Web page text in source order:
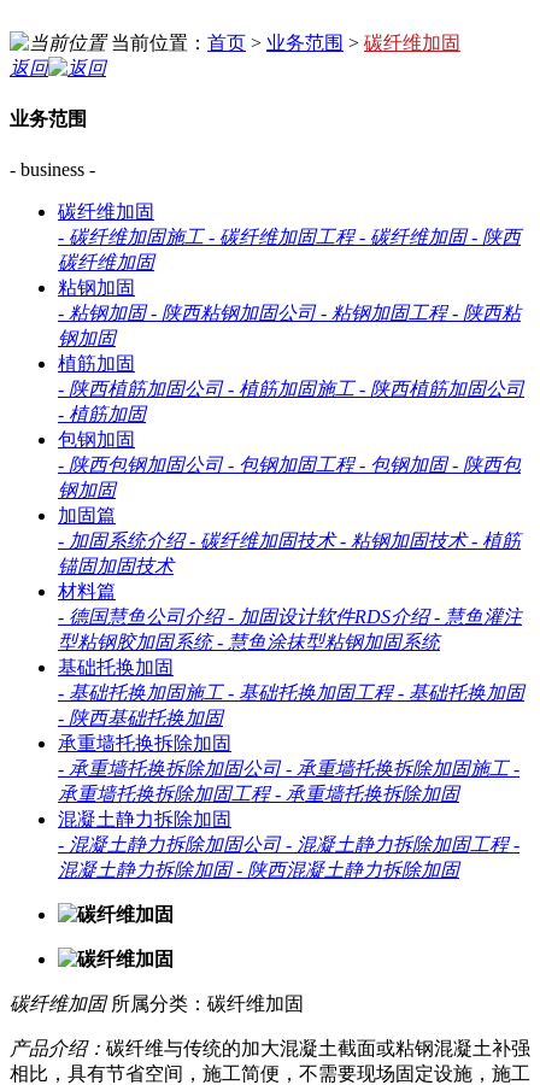
当前位置： 首页 > 业务范围 > 碳纤维加固
返回
业务范围
- business -
碳纤维加固
- 碳纤维加固施工 - 碳纤维加固工程 - 碳纤维加固 - 陕西
碳纤维加固
粘钢加固
- 粘钢加固 - 陕西粘钢加固公司 - 粘钢加固工程 - 陕西粘
钢加固
植筋加固
- 陕西植筋加固公司 - 植筋加固施工 - 陕西植筋加固公司
- 植筋加固
包钢加固
- 陕西包钢加固公司 - 包钢加固工程 - 包钢加固 - 陕西包
钢加固
加固篇
- 加固系统介绍 - 碳纤维加固技术 - 粘钢加固技术 - 植筋
锚固加固技术
材料篇
- 德国慧鱼公司介绍 - 加固设计软件RDS介绍 - 慧鱼灌注
型粘钢胶加固系统 - 慧鱼涂抹型粘钢加固系统
基础托换加固
- 基础托换加固施工 - 基础托换加固工程 - 基础托换加固
- 陕西基础托换加固
承重墙托换拆除加固
- 承重墙托换拆除加固公司 - 承重墙托换拆除加固施工 -
承重墙托换拆除加固工程 - 承重墙托换拆除加固
混凝土静力拆除加固
- 混凝土静力拆除加固公司 - 混凝土静力拆除加固工程 -
混凝土静力拆除加固 - 陕西混凝土静力拆除加固
碳纤维加固 所属分类：碳纤维加固
产品介绍： 碳纤维与传统的加大混凝土截面或粘钢混凝土补强
相比，具有节省空间，施工简便，不需要现场固定设施，施工